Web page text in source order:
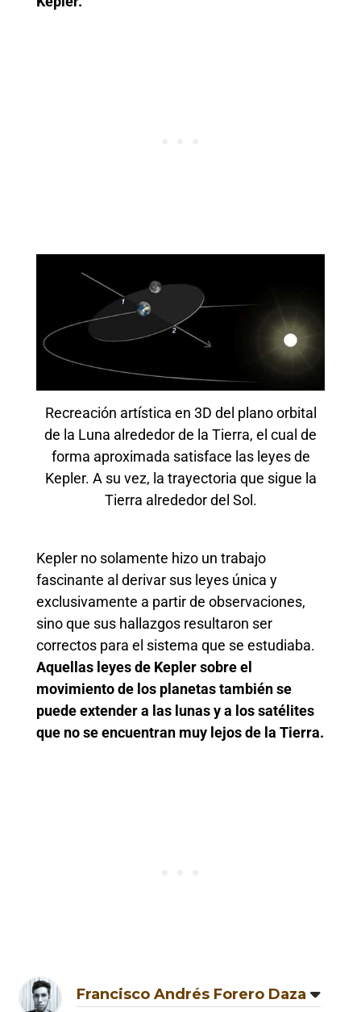
Recreación artística en 3D del plano orbital
de la Luna alrededor de la Tierra, el cual de
forma aproximada satisface las leyes de
Kepler. A su vez, la trayectoria que sigue la
Tierra alrededor del Sol.
Kepler no solamente hizo un trabajo
fascinante al derivar sus leyes única y
exclusivamente a partir de observaciones,
sino que sus hallazgos resultaron ser
correctos para el sistema que se estudiaba.
Aquellas leyes de Kepler sobre el
movimiento de los planetas también se
puede extender a las lunas y a los satélites
que no se encuentran muy lejos de la Tierra.
Francisco Andrés Forero Daza